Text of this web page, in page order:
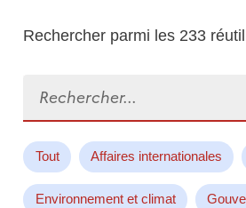
Rechercher parmi les 233
Tout Affaires internationales
Environnement et climat